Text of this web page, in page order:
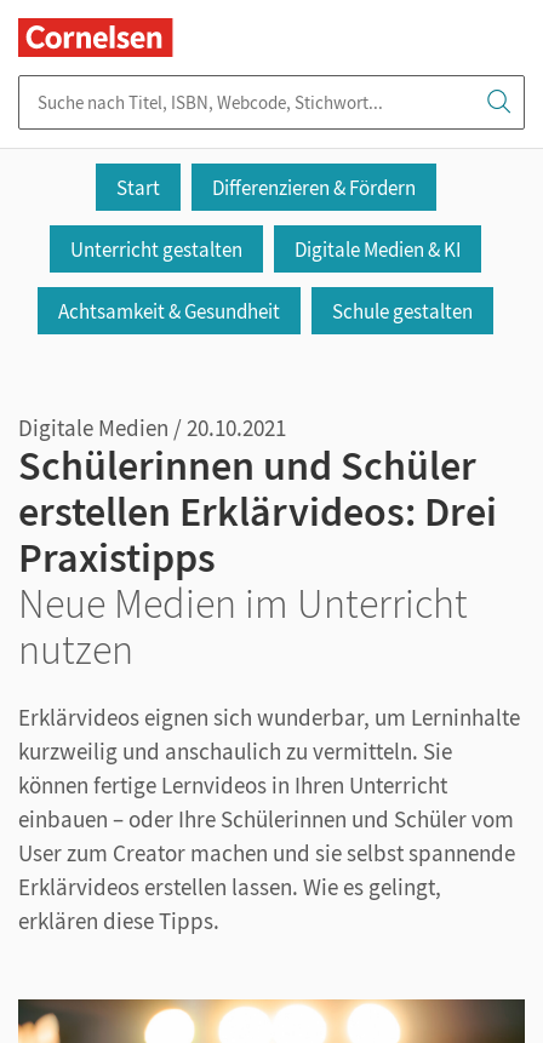
Start Differenzieren & Fördern
Unterricht gestalten Digitale Medien & KI
Achtsamkeit & Gesundheit Schule gestalten
Digitale Medien / 20.10.2021
Schülerinnen und Schüler
erstellen Erklärvideos: Drei
Praxistipps
Neue Medien im Unterricht
nutzen
Erklärvideos eignen sich wunderbar, um Lerninhalte
kurzweilig und anschaulich zu vermitteln. Sie
können fertige Lernvideos in Ihren Unterricht
einbauen – oder Ihre Schülerinnen und Schüler vom
User zum Creator machen und sie selbst spannende
Erklärvideos erstellen lassen. Wie es gelingt,
erklären diese Tipps.